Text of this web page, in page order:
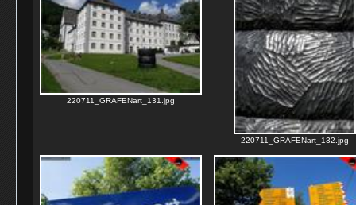
220711_GRAFENart_131.jpg
220711_GRAFENart_132.jpg